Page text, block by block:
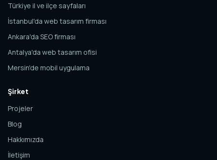
Türkiye il ve ilçe sayfaları
İstanbul'da web tasarım firması
Ankara'da SEO firması
Antalya'da web tasarım ofisi
Mersin'de mobil uygulama
Şirket
Projeler
Blog
Hakkımızda
İletişim